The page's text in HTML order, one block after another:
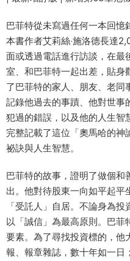
巴菲特從未寫過任何一本回憶
本書作者艾莉絲‧施洛德長達
面或透過電話進行訪談，在最
室、和巴菲特一起出差，貼身
了巴菲特的家人、朋友、老
記錄他過去的事蹟、他對世事
犯過的錯誤，以及他的人生智
完整記載了這位「奧馬哈的神
祕訣與人生智慧。
巴菲特的故事，證明了做個
出。他對待股東一向如平起平
「受託人」自居。不論身為
以「誠信」為最高原則。巴菲
要素。為了尋找投資標的，他
報、報章雜誌，數十年如一日